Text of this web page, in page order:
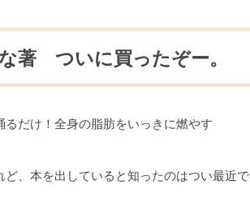
著 ついに買ったぞー。
だけ！全身の脂肪をいっきに燃やす
、本を出していると知ったのはつい最近で